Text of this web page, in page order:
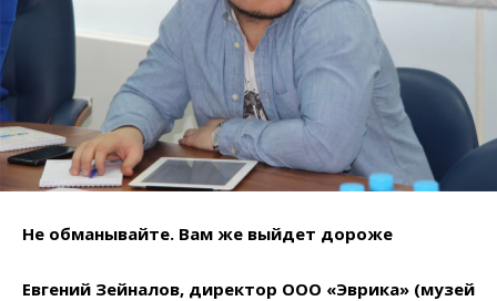
Не обманывайте. Вам же выйдет дороже
Евгений Зейналов, директор ООО «Эврика» (музей